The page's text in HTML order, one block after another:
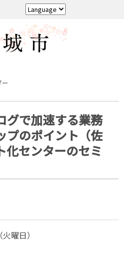
ー
で加速する業務
プのポイント（佐
化センターのセミ
曜日）